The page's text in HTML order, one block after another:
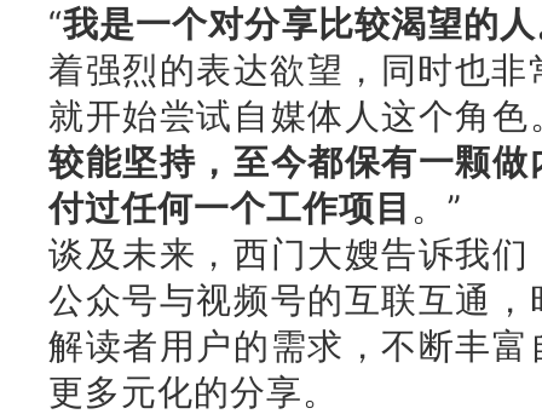
“我是一个对分享比较渴望的
着强烈的表达欲望，同时也非
就开始尝试自媒体人这个角色
较能坚持，至今都保有一颗
付过任何一个工作项目 。”
谈及未来，西门大嫂告诉我
公众号与视频号的互联互通
解读者用户的需求，不断丰
更多元化的分享。